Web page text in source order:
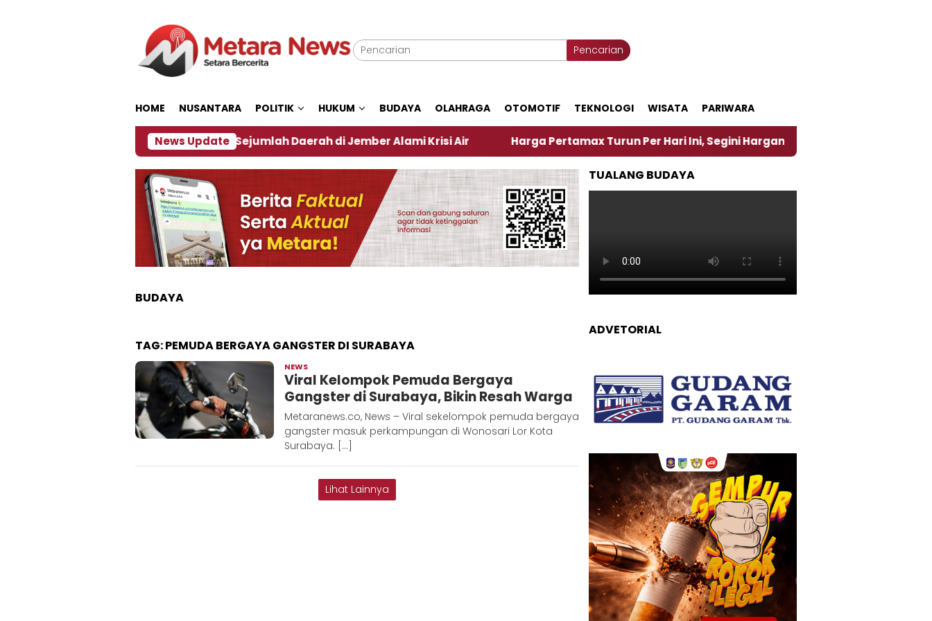
Pencarian
HOME NUSANTARA POLITIK HUKUM BUDAYA OLAHRAGA OTOMOTIF TEKNOLOGI WISATA PARIWARA
News Update
Dampak El Nino, Sejumlah Daerah di Jember Alami Krisi Air Harga Pertamax Turun Per Hari Ini, Segini Harganya ‎Nasirun Maestro Lukis
BUDAYA
TAG:PEMUDA BERGAYA GANGSTER DI SURABAYA
NEWS
D
Viral Kelompok Pemuda Bergaya
Gangster di Surabaya, Bikin Resah Warga
Metaranews.co, News – Viral sekelompok pemuda bergaya
gangster masuk perkampungan di Wonosari Lor Kota
Surabaya. […]
Lihat Lainnya
TUALANG BUDAYA
ADVETORIAL